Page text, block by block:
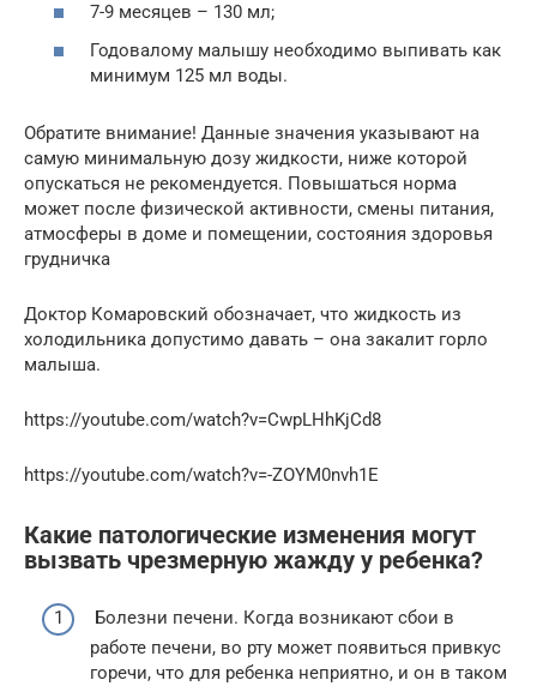
7-9 месяцев – 130 мл;
Годовалому малышу необходимо выпивать как
минимум 125 мл воды.
Обратите внимание! Данные значения указывают на
самую минимальную дозу жидкости, ниже которой
опускаться не рекомендуется. Повышаться норма
может после физической активности, смены питания,
атмосферы в доме и помещении, состояния здоровья
грудничка
Доктор Комаровский обозначает, что жидкость из
холодильника допустимо давать – она закалит горло
малыша.
https://youtube.com/watch?v=CwpLHhKjCd8
https://youtube.com/watch?v=-ZOYM0nvh1E
Какие патологические изменения могут
вызвать чрезмерную жажду у ребенка?
Болезни печени. Когда возникают сбои в
работе печени, во рту может появиться привкус
горечи, что для ребенка неприятно, и он в таком